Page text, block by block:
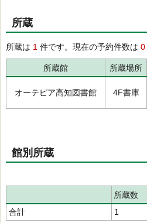
所蔵
所蔵は 1 件です。現在の予約件数は 0
所蔵館 所蔵場所
オーテピア高知図書館 4F書庫
館別所蔵
所蔵数
合計
1